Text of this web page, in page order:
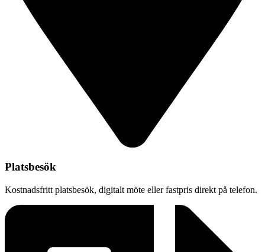
Platsbesök
Kostnadsfritt platsbesök, digitalt möte eller fastpris direkt på telefon.